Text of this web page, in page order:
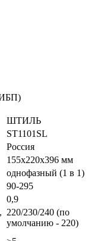
ШТИЛЬ
ST1101SL
Россия
155x220x396 мм
однофазный (1 в 1)
90-295
0,9
220/230/240 (по
умолчанию - 220)